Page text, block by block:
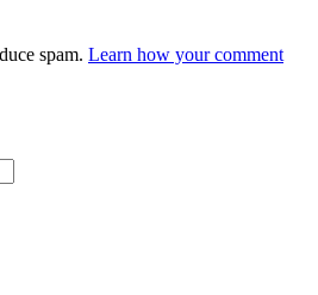
spam. Learn how your comment